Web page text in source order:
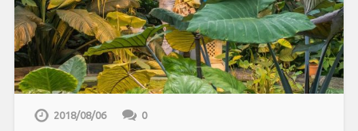
2018/08/06 0